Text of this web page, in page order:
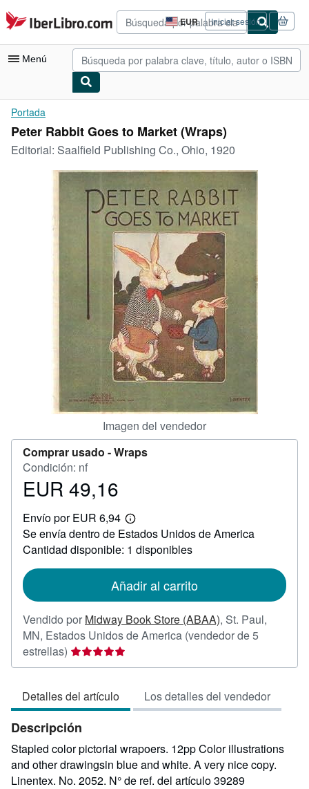
Pasar al contenido principal
IberLibro.com EUR
Preferencias
de
compra
del
Iniciar sesión
Menú
Mi cuenta
Consultar mis pedidos
Arte y coleccionismo
CERRAR
Portada
Peter Rabbit Goes to Market (Wraps)
Editorial: Saalfield Publishing Co., Ohio, 1920
Imagen del vendedor
Comprar usado -Wraps
Condición: nf
Precio
49,16
EUR 49,16
Envío por EUR 6,94
Más
información
sobre
las
envío
Se envía dentro de Estados Unidos de America
Cantidad disponible: 1 disponibles
Añadir al carrito
Vendido por Midway Book Store (ABAA), St. Paul,
MN, Estados Unidos de America (vendedor de 5
estrellas) Calificación
del
5
de
5
estrellas
Detalles del artículo Los detalles del vendedor
Descripción
Stapled color pictorial wrapoers. 12pp Color illustrations
and other drawingsin blue and white. A very nice copy.
Linentex. No. 2052. N° de ref. del artículo 39289